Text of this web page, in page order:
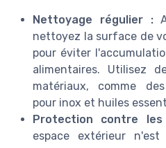
Nettoyage régulier :
nettoyez la surface de
pour éviter
alimentaires. Utilisez
matériaux, comme
pour inox et huiles
Protection contre
espace extérieur